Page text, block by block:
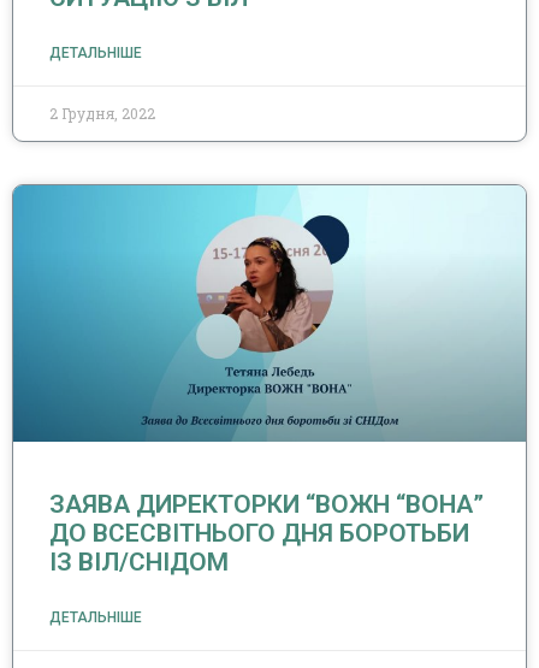
ДЕТАЛЬНІШЕ
2 Грудня, 2022
ЗАЯВА ДИРЕКТОРКИ “ВОЖН “ВОНА”
ДО ВСЕСВІТНЬОГО ДНЯ БОРОТЬБИ
ІЗ ВІЛ/СНІДОМ
ДЕТАЛЬНІШЕ